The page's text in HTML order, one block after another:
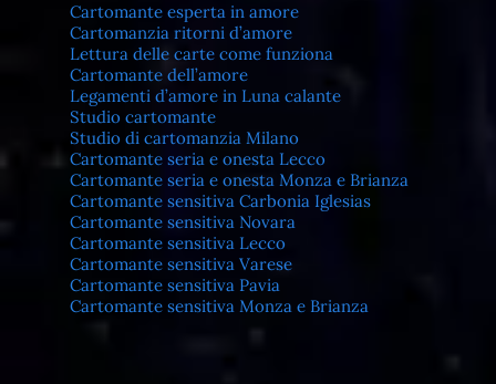
Cartomante esperta in amore
Cartomanzia ritorni d’amore
Lettura delle carte come funziona
Cartomante dell’amore
Legamenti d’amore in Luna calante
Studio cartomante
Studio di cartomanzia Milano
Cartomante seria e onesta Lecco
Cartomante seria e onesta Monza e Brianza
Cartomante sensitiva Carbonia Iglesias
Cartomante sensitiva Novara
Cartomante sensitiva Lecco
Cartomante sensitiva Varese
Cartomante sensitiva Pavia
Cartomante sensitiva Monza e Brianza